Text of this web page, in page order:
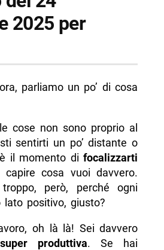
2025 per
parliamo un po’ di cosa
cose non sono proprio al
sentirti un po’ distante o
il momento difocalizzarti
cosa vuoi davvero.
però, perché ogni
positivo, giusto?
oh là là! Sei davvero
super produttiva. Se hai